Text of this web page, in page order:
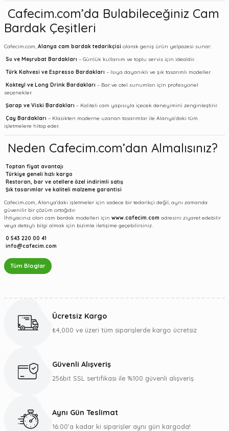
Cafecim.com’da Bulabileceğiniz Cam
Bardak Çeşitleri
Cafecim.com, Alanya cam bardak tedarikçisi olarak geniş ürün yelpazesi sunar:
Su ve Meşrubat Bardakları – Günlük kullanım ve toplu servis için idealdir.
Türk Kahvesi ve Espresso Bardakları – Isıya dayanıklı ve şık tasarımlı modeller.
Kokteyl ve Long Drink Bardakları – Bar ve otel sunumları için profesyonel
seçenekler.
Şarap ve Viski Bardakları – Kaliteli cam yapısıyla içecek deneyimini zenginleştirir.
Çay Bardakları – Klasikten moderne uzanan tasarımlar ile Alanya’daki tüm
işletmelere hitap eder.
Neden Cafecim.com’dan Almalısınız?
Toptan fiyat avantajı
Türkiye geneli hızlı kargo
Restoran, bar ve otellere özel indirimli satış
Şık tasarımlar ve kaliteli malzeme garantisi
Cafecim.com, Alanya’daki işletmeler için sadece bir tedarikçi değil, aynı zamanda
güvenilir bir çözüm ortağıdır.
İhtiyacınız olan cam bardak modelleri için www.cafecim.com adresini ziyaret edebilir
veya detaylı bilgi almak için bizimle iletişime geçebilirsiniz.
0 543 220 00 41
info@cafecim.com
Tüm Bloglar
Ücretsiz Kargo
₺4,000 ve üzeri tüm siparişlerde kargo ücretsiz
Güvenli Alışveriş
256bit SSL sertifikası ile %100 güvenli alışveriş
Aynı Gün Teslimat
16:00’a kadar ki siparişler aynı gün kargoda!